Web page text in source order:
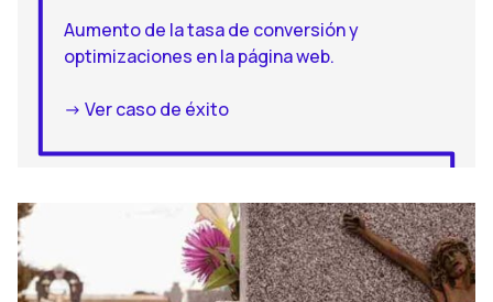
Aumento de la tasa de conversión y
optimizaciones en la página web.
-> Ver caso de éxito